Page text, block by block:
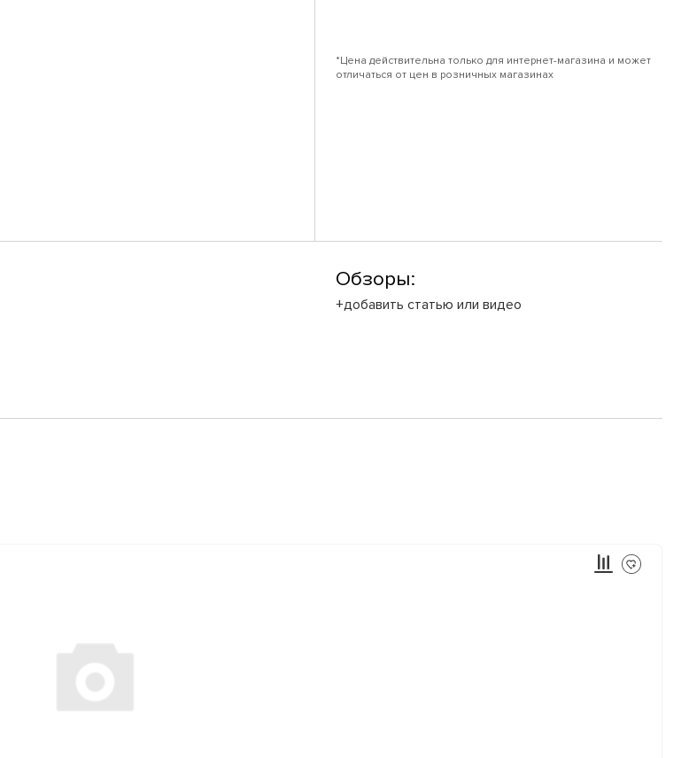
*Цена действительна только для интернет-магазина и может
отличаться от цен в розничных магазинах
Обзоры:
+добавить статью или видео